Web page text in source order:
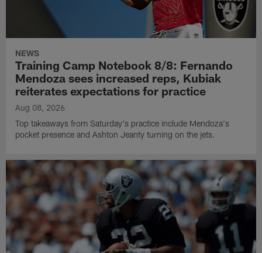
NEWS
Training Camp Notebook 8/8: Fernando
Mendoza sees increased reps, Kubiak
reiterates expectations for practice
Aug 08, 2026
Top takeaways from Saturday's practice include Mendoza's
pocket presence and Ashton Jeanty turning on the jets.